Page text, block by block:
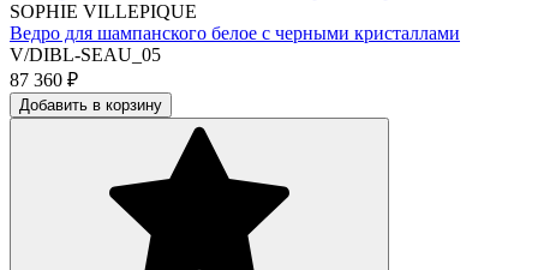
SOPHIE VILLEPIQUE
Ведро для шампанского белое с черными кристаллами
V/DIBL-SEAU_05
87 360 ₽
Добавить в корзину